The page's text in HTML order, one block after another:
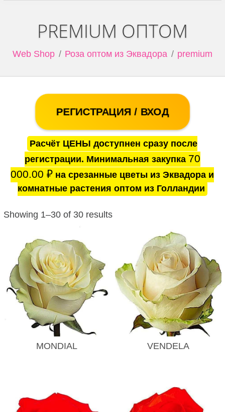
PREMIUM ОПТОМ
Web Shop Роза оптом из Эквадора premium
РЕГИСТРАЦИЯ / ВХОД
Расчёт ЦЕНЫ доступнен сразу после
регистрации. Минимальная закупка 70
000.00₽ на срезанные цветы из Эквадора и
комнатные растения оптом из Голландии
Showing 1–30 of 30 results
MONDIAL VENDELA